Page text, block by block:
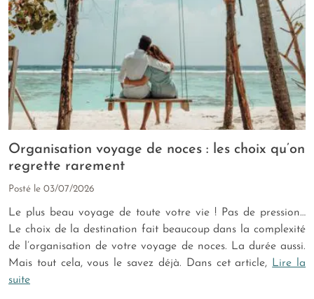
Organisation voyage de noces : les choix qu’on
regrette rarement
Posté le 03/07/2026
Le plus beau voyage de toute votre vie ! Pas de pression…
Le choix de la destination fait beaucoup dans la complexité
de l’organisation de votre voyage de noces. La durée aussi.
Mais tout cela, vous le savez déjà. Dans cet article,
Lire la
suite